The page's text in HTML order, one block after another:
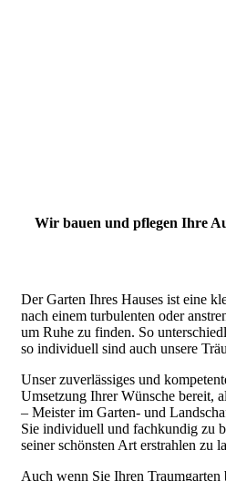
Wir bauen und pflegen Ihre
Der Garten Ihres Hauses ist eine
nach einem turbulenten oder
um Ruhe zu finden. So
so individuell sind auch unsere
Unser zuverlässiges und
Umsetzung Ihrer Wünsche bereit,
– Meister im Garten- und
Sie individuell und fachkundig zu
seiner schönsten Art erstrahlen zu
Auch wenn Sie Ihren Traumgarten